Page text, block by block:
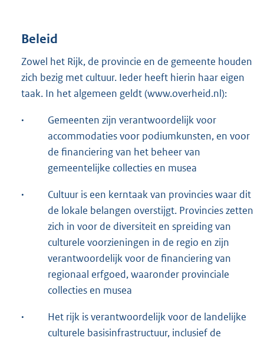
Beleid
Zowel het Rijk, de provincie en de gemeente houden
zich bezig met cultuur. Ieder heeft hierin haar eigen
taak. In het algemeen geldt (www.overheid.nl):
·
Gemeenten zijn verantwoordelijk voor
accommodaties voor podiumkunsten, en voor
de financiering van het beheer van
gemeentelijke collecties en musea
·
Cultuur is een kerntaak van provincies waar dit
de lokale belangen overstijgt. Provincies zetten
zich in voor de diversiteit en spreiding van
culturele voorzieningen in de regio en zijn
verantwoordelijk voor de financiering van
regionaal erfgoed, waaronder provinciale
collecties en musea
·
Het rijk is verantwoordelijk voor de landelijke
culturele basisinfrastructuur, inclusief de